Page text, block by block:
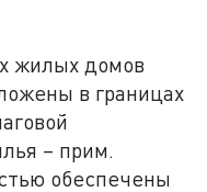
жилых домов
в границах
– прим.
обеспечены